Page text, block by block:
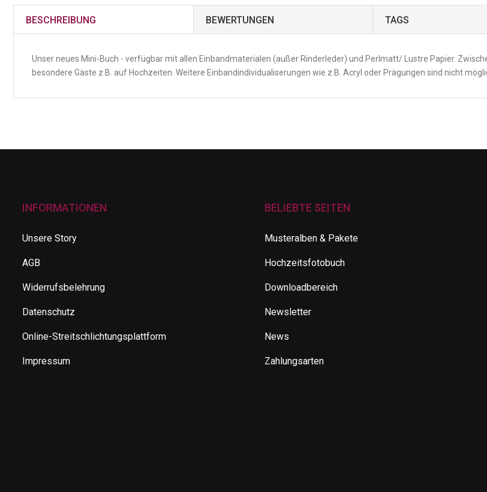
BESCHREIBUNG BEWERTUNGEN TAGS
Unser neues Mini-Buch - verfügbar mit allen Einbandmaterialen (außer Rinderleder) und Perlmatt/ Lustre Papier.
besondere Gäste z.B. auf Hochzeiten. Weitere Einbandindividualiserungen wie z.B. Acryl oder Prägungen sind nicht
INFORMATIONEN
Unsere Story
AGB
Widerrufsbelehrung
Datenschutz
Online-Streitschlichtungsplattform
Impressum
BELIEBTE SEITEN
Musteralben & Pakete
Hochzeitsfotobuch
Downloadbereich
Newsletter
News
Zahlungsarten